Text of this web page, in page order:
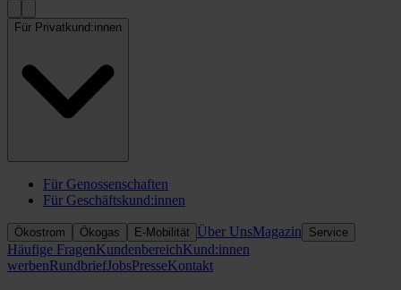
Für Privatkund:innen
Für Genossenschaften
Für Geschäftskund:innen
Ökostrom Ökogas E-Mobilität Über UnsMagazin Service
Häufige FragenKundenbereichKund:innen
werbenRundbriefJobsPresseKontakt